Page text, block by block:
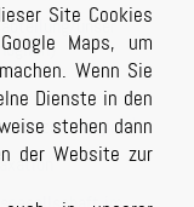
Site Cookies
Maps, um
Wenn Sie
Dienste in den
stehen dann
der Website zur
unser
Teilzeit möglich)